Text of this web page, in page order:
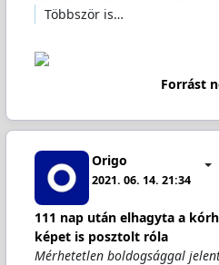
Többször is…
Forrást
Origo
2021. 06. 14. 21:34
111 nap után elhagyta a
képet is posztolt róla
Mérhetetlen boldogsággal